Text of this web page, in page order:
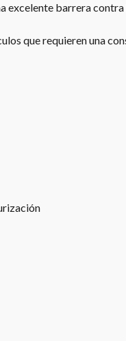
barrera
que requieren una